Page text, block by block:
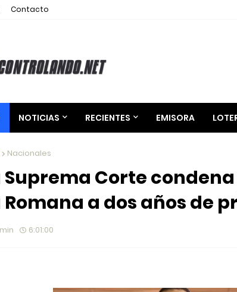
Contacto
NOTICIAS RECIENTES EMISORA
Nacionales
Suprema Corte
Romana a dos años de
6:01:00